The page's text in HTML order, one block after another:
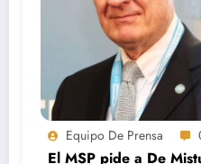
Equipo De Prensa
El MSP pide a De